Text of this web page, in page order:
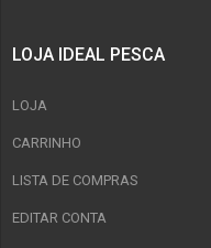
LOJA IDEAL PESCA
LOJA
CARRINHO
LISTA DE COMPRAS
EDITAR CONTA